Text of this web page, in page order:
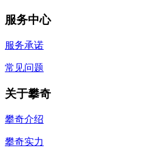
服务中心
服务承诺
常见问题
关于攀奇
攀奇介绍
攀奇实力